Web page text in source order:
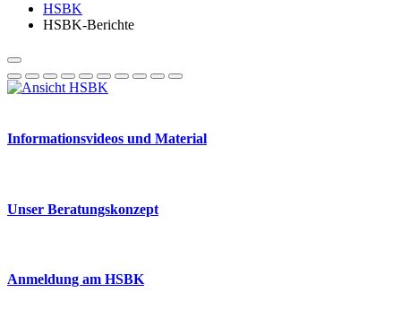
HSBK
HSBK-Berichte
Informationsvideos und Material
Unser Beratungskonzept
Anmeldung am HSBK